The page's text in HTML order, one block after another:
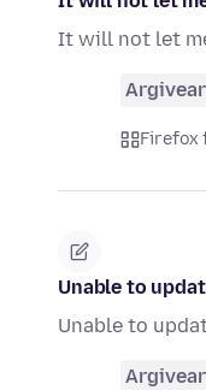
It will not let
Firefox
Unable to
Unable to